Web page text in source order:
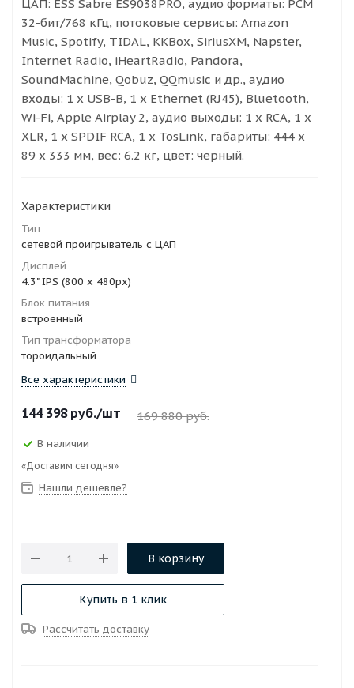
ЦАП: ESS Sabre ES9038PRO, аудио форматы: PCM
32-бит/768 кГц, потоковые сервисы: Amazon
Music, Spotify, TIDAL, KKBox, SiriusXM, Napster,
Internet Radio, iHeartRadio, Pandora,
SoundMachine, Qobuz, QQmusic и др., аудио
входы: 1 х USB-B, 1 х Ethernet (RJ45), Bluetooth,
Wi-Fi, Apple Airplay 2, аудио выходы: 1 х RCA, 1 x
XLR, 1 х SPDIF RCA, 1 х TosLink, габариты: 444 х
89 х 333 мм, вес: 6.2 кг, цвет: черный.
Характеристики
Тип
сетевой проигрыватель с ЦАП
Дисплей
4.3" IPS (800 x 480px)
Блок питания
встроенный
Тип трансформатора
тороидальный
Все характеристики
144 398руб./шт 169 880руб.
В наличии
«Доставим сегодня»
Нашли дешевле?
В корзину
Купить в 1 клик
Рассчитать доставку